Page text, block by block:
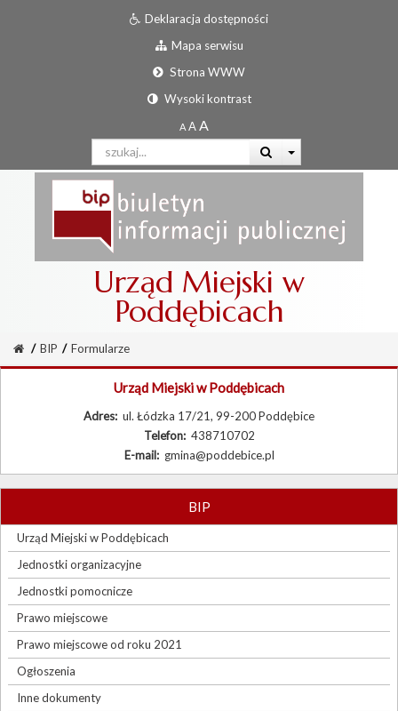
Deklaracja dostępności
Mapa serwisu
Strona WWW
Wysoki kontrast
Urząd Miejski w
Poddębicach
/ BIP / Formularze
Urząd Miejski w Poddębicach
Adres: ul. Łódzka 17/21, 99-200 Poddębice
Telefon: 438710702
E-mail: gmina@poddebice.pl
BIP
Urząd Miejski w Poddębicach
Jednostki organizacyjne
Jednostki pomocnicze
Prawo miejscowe
Prawo miejscowe od roku 2021
Ogłoszenia
Inne dokumenty